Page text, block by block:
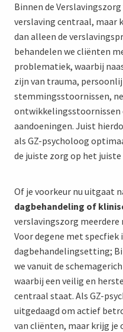
Binnen de
verslaving centraal, maar
dan alleen de
behandelen we cliënten
problematiek, waarbij
zijn van trauma,
stemmingsstoornissen,
ontwikkelingsstoornissen
aandoeningen. Juist
als GZ-psycholoog
de juiste zorg op het
Of je voorkeur nu uitgaat
dagbehandeling of
verslavingszorg
Voor degene met specfiek
dagbehandelingsetting;
we vanuit de
waarbij een veilig en
centraal staat. Als GZ-
uitgedaagd om actief
van cliënten, maar krijg je